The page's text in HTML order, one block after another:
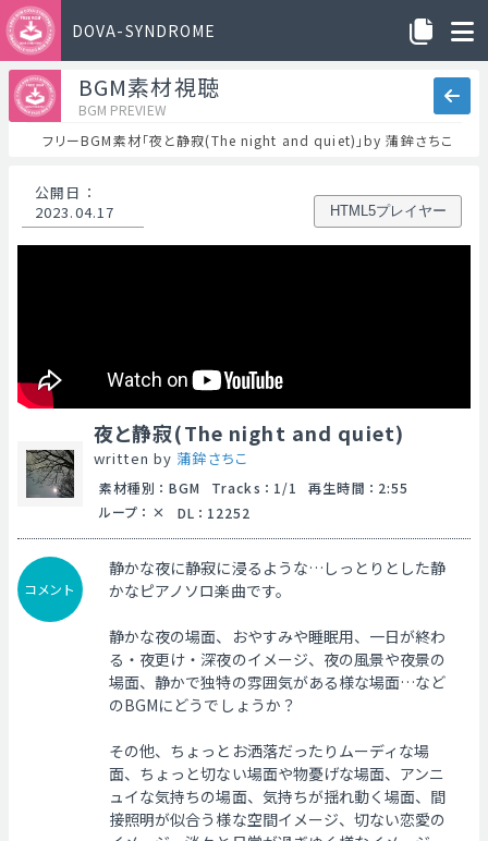
DOVA-SYNDROME
BGM素材視聴
BGM PREVIEW
フリーBGM素材「夜と静寂(The night and quiet)」by 蒲鉾さちこ
公開日 ：
2023.04.17
HTML5プレイヤー
夜と静寂(The night and quiet)
written by 蒲鉾さちこ
素材種別 ： BGM Tracks ： 1/1 再生時間 ： 2:55
ループ ： DL ： 12252
コメント
静かな夜に静寂に浸るような…しっとりとした静
かなピアノソロ楽曲です。
静かな夜の場面、おやすみや睡眠用、一日が終わ
る・夜更け・深夜のイメージ、夜の風景や夜景の
場面、静かで独特の雰囲気がある様な場面…など
のBGMにどうでしょうか？
その他、ちょっとお洒落だったりムーディな場
面、ちょっと切ない場面や物憂げな場面、アンニ
ュイな気持ちの場面、気持ちが揺れ動く場面、間
接照明が似合う様な空間イメージ、切ない恋愛の